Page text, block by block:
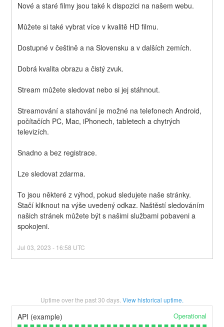
Nové a staré filmy jsou také k dispozici na našem webu.
Můžete si také vybrat více v kvalitě HD filmu.
Dostupné v češtině a na Slovensku a v dalších zemích.
Dobrá kvalita obrazu a čistý zvuk.
Stream můžete sledovat nebo si jej stáhnout.
Streamování a stahování je možné na telefonech Android,
počítačích PC, Mac, iPhonech, tabletech a chytrých
televizích.
Snadno a bez registrace.
Lze sledovat zdarma.
To jsou některé z výhod, pokud sledujete naše stránky.
Stačí kliknout na výše uvedený odkaz. Naštěstí sledováním
našich stránek můžete být s našimi službami pobaveni a
spokojeni.
Jul03 ,2023 - 16:58 UTC
Uptime over the past30 days. View historical uptime.
API (example) Operational